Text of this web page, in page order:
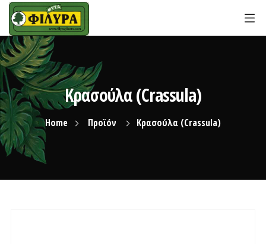
Κρασούλα (Crassula)
Home Προϊόν Κρασούλα (Crassula)